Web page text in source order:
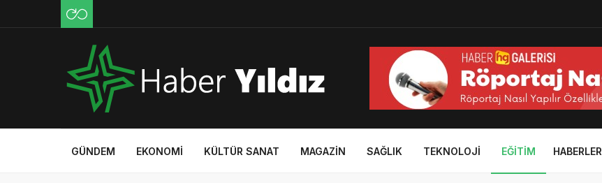
GÜNDEM EKONOMI KÜLTÜR SANAT MAGAZIN SAĞLIK TEKNOLOJI EĞITIM HABERLER